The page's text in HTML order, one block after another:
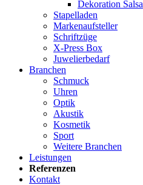
Dekoration Salsa
Stapelladen
Markenaufsteller
Schriftzüge
X-Press Box
Juwelierbedarf
Branchen
Schmuck
Uhren
Optik
Akustik
Kosmetik
Sport
Weitere Branchen
Leistungen
Referenzen
Kontakt